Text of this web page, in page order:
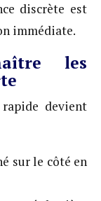
discrète est
immédiate.
les
devient
sur le côté en